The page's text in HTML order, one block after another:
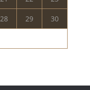
28 29 30